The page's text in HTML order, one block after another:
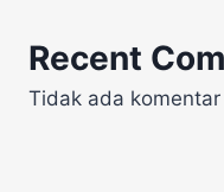
Recent
Tidak ada